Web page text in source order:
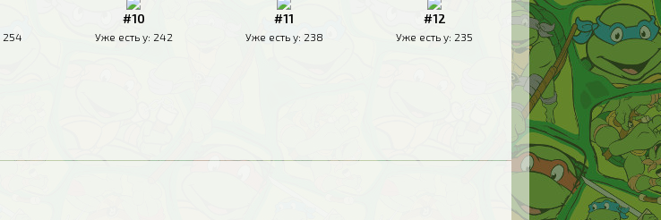
254
#10
Уже есть у: 242
#11
Уже есть у: 238
#12
Уже есть у: 235